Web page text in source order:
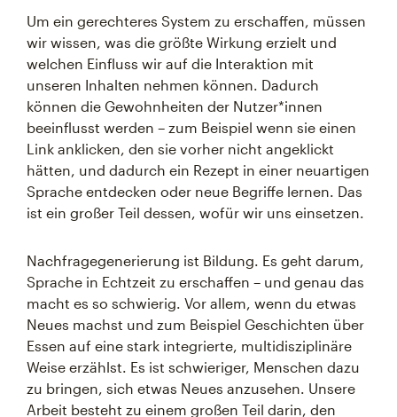
Um ein gerechteres System zu erschaffen, müssen
wir wissen, was die größte Wirkung erzielt und
welchen Einfluss wir auf die Interaktion mit
unseren Inhalten nehmen können. Dadurch
können die Gewohnheiten der Nutzer*innen
beeinflusst werden – zum Beispiel wenn sie einen
Link anklicken, den sie vorher nicht angeklickt
hätten, und dadurch ein Rezept in einer neuartigen
Sprache entdecken oder neue Begriffe lernen. Das
ist ein großer Teil dessen, wofür wir uns einsetzen.
Nachfragegenerierung ist Bildung. Es geht darum,
Sprache in Echtzeit zu erschaffen – und genau das
macht es so schwierig. Vor allem, wenn du etwas
Neues machst und zum Beispiel Geschichten über
Essen auf eine stark integrierte, multidisziplinäre
Weise erzählst. Es ist schwieriger, Menschen dazu
zu bringen, sich etwas Neues anzusehen. Unsere
Arbeit besteht zu einem großen Teil darin, den